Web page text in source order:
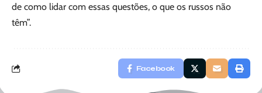
de como lidar com essas questões, o que os russos não
têm”.
Facebook